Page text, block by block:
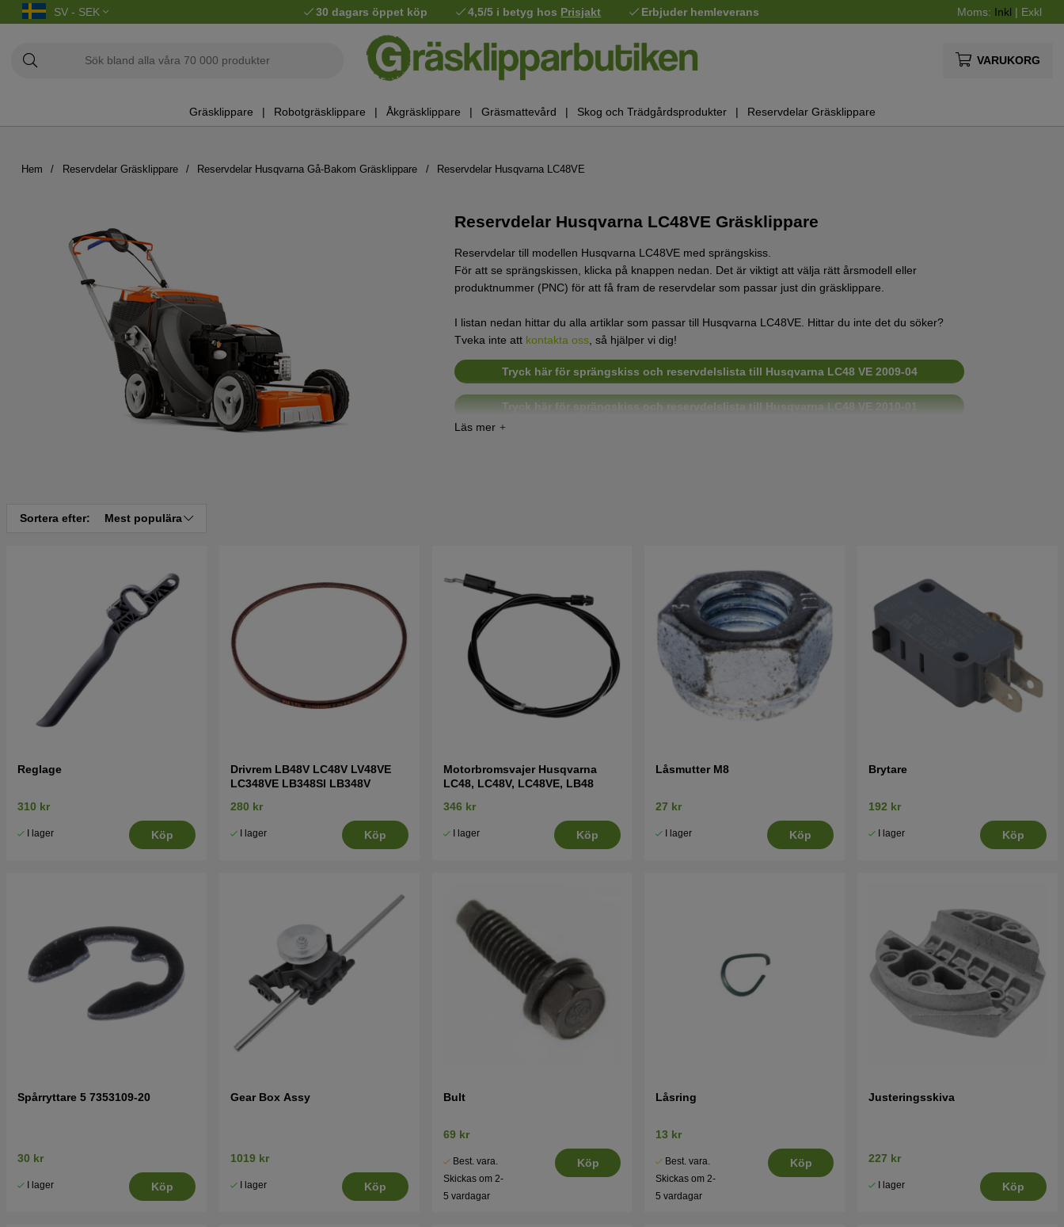
SV - SEK 30 dagars öppet köp 4,5/5 i betyg hos Prisjakt Erbjuder hemleverans Moms: Inkl | Exkl
VARUKORG
Gräsklippare Robotgräsklippare Åkgräsklippare Gräsmattevård Skog och Trädgårdsprodukter Reservdelar Gräsklippare
Hem Reservdelar Gräsklippare Reservdelar Husqvarna Gå-Bakom Gräsklippare Reservdelar Husqvarna LC48VE
Reservdelar Husqvarna LC48VE Gräsklippare
Reservdelar till modellen Husqvarna LC48VE med sprängskiss.
För att se sprängskissen, klicka på knappen nedan. Det är viktigt att välja rätt årsmodell eller
produktnummer (PNC) för att få fram de reservdelar som passar just din gräsklippare.
I listan nedan hittar du alla artiklar som passar till Husqvarna LC48VE. Hittar du inte det du söker?
Tveka inte att kontakta oss, så hjälper vi dig!
Tryck här för sprängskiss och reservdelslista till Husqvarna LC48 VE 2009-04
Tryck här för sprängskiss och reservdelslista till Husqvarna LC48 VE 2010-01
Sortera efter: Mest populära
Reglage
310 kr
I lager Köp
Drivrem LB48V LC48V LV48VE
LC348VE LB348SI LB348V
280 kr
I lager Köp
Motorbromsvajer Husqvarna
LC48, LC48V, LC48VE, LB48
346 kr
I lager Köp
Låsmutter M8
27 kr
I lager Köp
Brytare
192 kr
I lager Köp
Spårryttare 5 7353109-20
30 kr
I lager Köp
Gear Box Assy
1019 kr
I lager Köp
Bult
69 kr
Best. vara.
Skickas om 2-
5 vardagar
Köp
Låsring
13 kr
Best. vara.
Skickas om 2-
5 vardagar
Köp
Justeringsskiva
227 kr
I lager Köp